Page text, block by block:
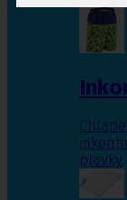
plavky,